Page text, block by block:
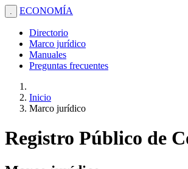
. ECONOMÍA
Directorio
Marco jurídico
Manuales
Preguntas frecuentes
Inicio
Marco jurídico
Registro Público de